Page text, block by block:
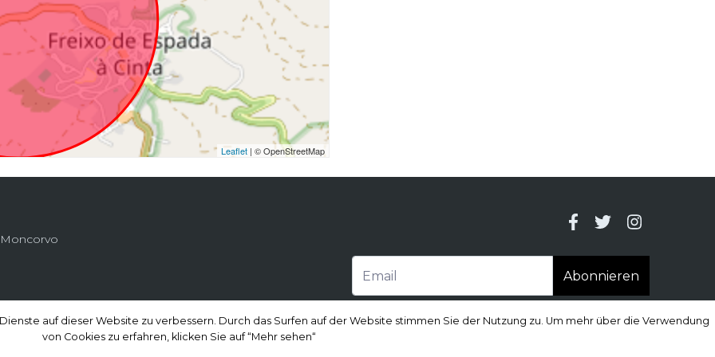
auf dieser Website zu verbessern. Durch das Surfen auf der Website stimmen Sie der Nutzung zu. Um mehr über die Verwendung
von Cookies zu erfahren, klicken Sie auf “Mehr sehen“
Leaflet| © OpenStreetMap
Moncorvo
Abonnieren
auf dieser Website zu verbessern. Durch das Surfen auf der Website stimmen Sie der Nutzung zu. Um mehr über die Verwendung
von Cookies zu erfahren, klicken Sie auf “Mehr sehen“